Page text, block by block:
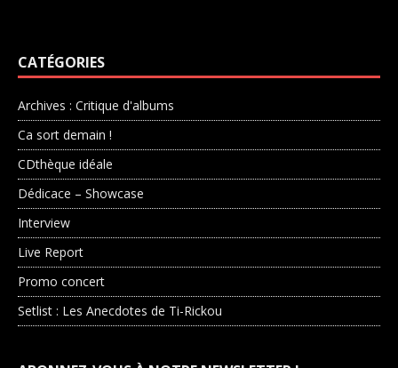
CATÉGORIES
Archives : Critique d'albums
Ca sort demain !
CDthèque idéale
Dédicace – Showcase
Interview
Live Report
Promo concert
Setlist : Les Anecdotes de Ti-Rickou